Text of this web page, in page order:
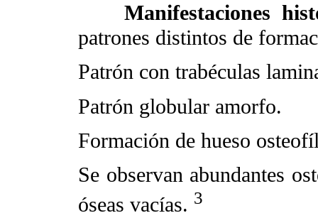
Manifestaciones
patrones distintos de
Patrón con trabéculas
Patrón globular amorfo.
Formación de hueso
Se observan abundantes
óseas vacías. 3